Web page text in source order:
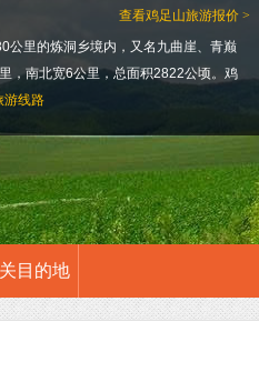
查看鸡足山旅游报价 >
公里的炼洞乡境内，又名九曲崖、青巅
，南北宽6公里，总面积2822公顷。鸡
游线路
目的地